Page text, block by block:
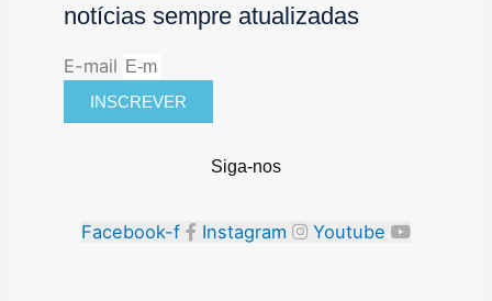
notícias sempre atualizadas
E-mail
INSCREVER
Siga-nos
Facebook-f Instagram Youtube